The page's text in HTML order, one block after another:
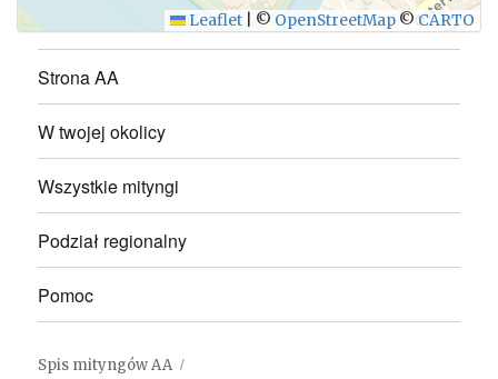
Leaflet © OpenStreetMap ©CARTO
Strona AA
W twojej okolicy
Wszystkie mityngi
Podział regionalny
Pomoc
Spis mityngów AA